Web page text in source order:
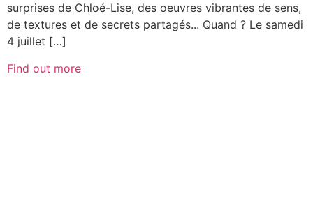
surprises de Chloé-Lise, des oeuvres vibrantes de sens,
de textures et de secrets partagés... Quand ? Le samedi
4 juillet […]
Find out more